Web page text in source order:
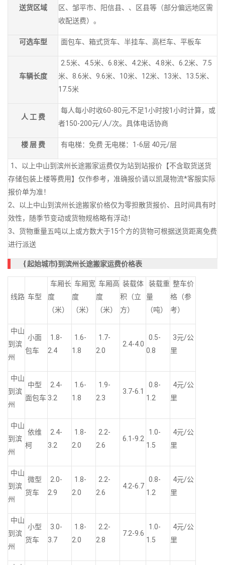
送货区域
区、邹平市、阳信县、、区县等（部分偏远地区需
收配送费）。
可选车型 面包车、箱式货车、半挂车、高栏车、平板车
车辆长度
2.5米、4.5米、6.8米、4.2米、4.8米、6.2米、7.5
米、8.6米、9.6米、10米、12米、13米、13.5米、
17.5米
人 工 费
每人每小时收60-80元,不足1小时按1小时计算，或
者150-200元/人/次。具体电话协商
楼 层 费 有电梯：免费 无电梯：1-6层 40元/层
1、以上中山到滨州长途搬家运费仅为站到站报价【不含取货送货
存储包装上楼等费用】仅作参考，准确报价请以凯晟物流*客服实际
报价单为准！
2、以上中山到滨州长途搬家价格仅为零担散货报价、且时间具有时
效性，随季节变动或货物规格略有浮动！
3、货物重量五吨以上或方数大于15个方的货物可根据送货距离免费
进行派送
{ 起始城市}到滨州长途搬家运费价格表
线路 车型
车厢长
度
（米）
车厢宽
度
（米）
车厢高
度
（米）
装载体
积（立
方）
装载重
量
（吨）
整车价
格（参
考）
中山
到滨
州
小面
包车
1.8-
2.4
1.6-
1.8
1.7-
2.0
2.4-4.0
0.5-
0.8
3元/公
里
中山
到滨
州
中型
面包车
2.4-
3.2
1.6-
1.8
1.9-
2.3
3.7-6.1
0.8-
1.2
4元/公
里
中山
到滨
州
依维
柯
2.4-
3.2
1.8-
2.0
2.2-
2.6
6.1-9.2
1.0-
1.5
4元/公
里
中山
到滨
州
微型
货车
2.0-
2.9
1.8-
2.0
2.2-
2.6
4.2-6.7
0.8-
1.2
4元/公
里
中山
到滨
州
小型
货车
3.0-
3.7
1.8-
2.0
2.2-
2.8
7.2-9.6
1.0-
1.5
4元/公
里